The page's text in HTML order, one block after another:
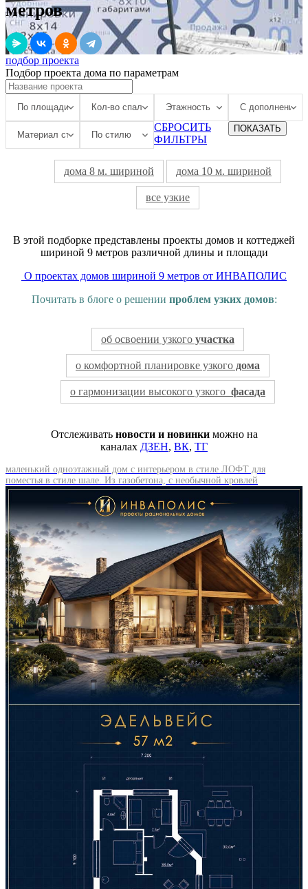
метров
подбор проекта
Подбор проекта дома по параметрам
СБРОСИТЬ
ФИЛЬТРЫ
ПОКАЗАТЬ
дома 8 м. шириной дома 10 м. шириной
все узкие
В этой подборке представлены проекты домов и коттеджей
шириной 9 метров различной длины и площади
О проектах домов шириной 9 метров от ИНВАПОЛИС
Почитать в блоге о решении проблем узких домов:
об освоении узкого участка
о комфортной планировке узкого дома
о гармонизации высокого узкого фасада
Отслеживать новости и новинкиможно на
каналах ДЗЕН, ВК, ТГ
маленький одноэтажный дом с интерьером в стиле ЛОФТ для
поместья в стиле шале. Из газобетона, с необычной кровлей